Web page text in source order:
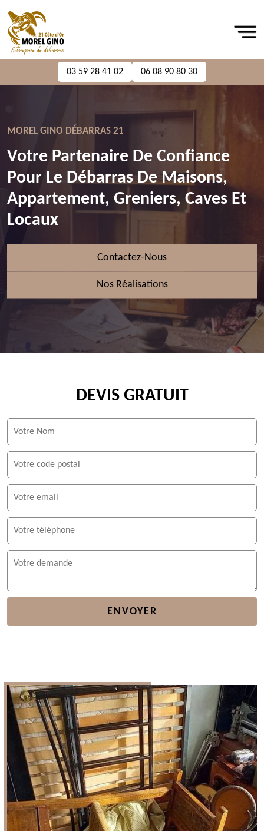
03 59 28 41 02 06 08 90 80 30
MOREL GINO DÉBARRAS 21
Votre Partenaire De Confiance
Pour Le Débarras De Maisons,
Appartement, Greniers, Caves Et
Locaux
Contactez-Nous
Nos Réalisations
DEVIS GRATUIT